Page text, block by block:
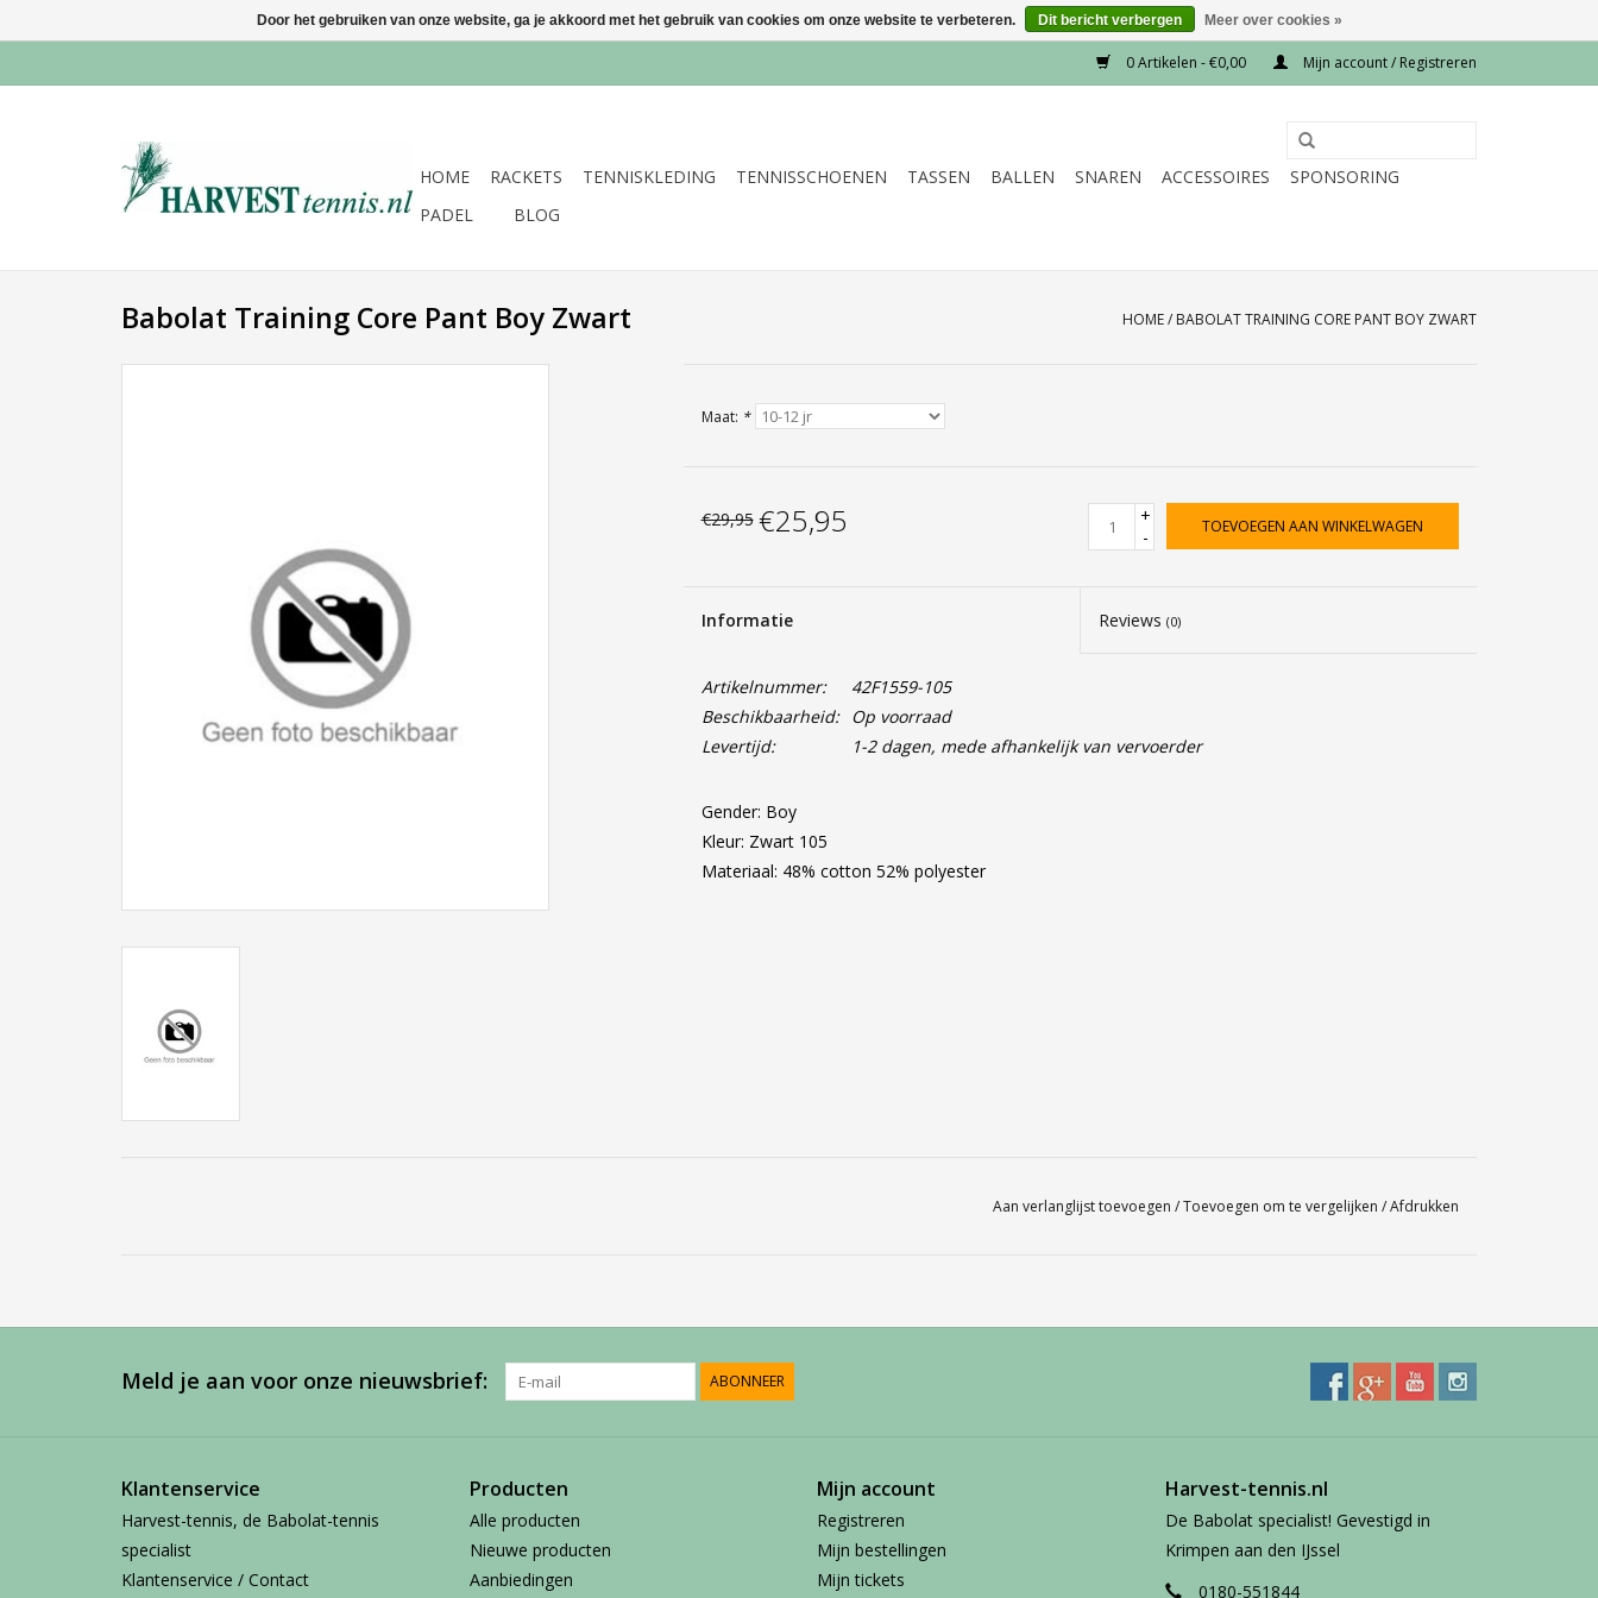
0 Artikelen - €0,00 Mijn account / Registreren
HOME RACKETS TENNISKLEDING TENNISSCHOENEN TASSEN BALLEN SNAREN ACCESSOIRES
SPONSORING
PADEL
BLOG
Babolat Training Core Pant Boy Zwart HOME/ BABOLAT TRAINING CORE PANT BOY ZWART
Maat: *
€29,95 €25,95
+
-
TOEVOEGEN AAN WINKELWAGEN
Informatie Reviews(0)
Artikelnummer:
42F1559-105
Beschikbaarheid:
Op voorraad
Levertijd:
1-2 dagen, mede afhankelijk van vervoerder
Gender: Boy
Kleur: Zwart 105
Materiaal: 48% cotton 52% polyester
Aan verlanglijst toevoegen /Toevoegen om te vergelijken /Afdrukken
Meld je aan voor onze nieuwsbrief: ABONNEER
Klantenservice
Harvest-tennis, de Babolat-tennis
specialist
Klantenservice / Contact
Producten
Alle producten
Nieuwe producten
Aanbiedingen
Mijn account
Registreren
Mijn bestellingen
Mijn tickets
Harvest-tennis.nl
De Babolat specialist! Gevestigd in
Krimpen aan den IJssel
0180-551844
Door het gebruiken van onze website, ga je akkoord met het gebruik van cookies om onze website te verbeteren. Dit bericht verbergen Meer over cookies »